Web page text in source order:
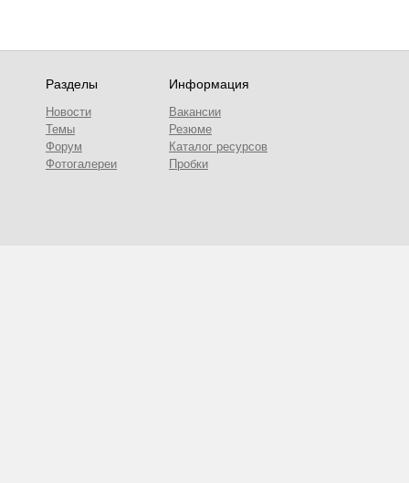
Разделы
Новости
Темы
Форум
Фотогалереи
Информация
Вакансии
Резюме
Каталог ресурсов
Пробки